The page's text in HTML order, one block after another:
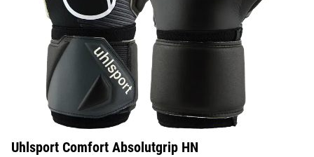
Uhlsport Comfort Absolutgrip HN